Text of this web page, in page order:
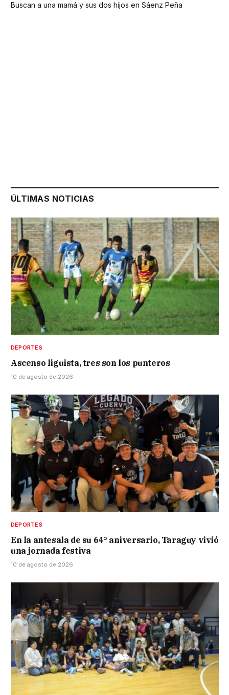
Buscan a una mamá y sus dos hijos en Sáenz Peña
ÚLTIMAS NOTICIAS
DEPORTES
Ascenso liguista, tres son los punteros
10 de agosto de 2026
DEPORTES
En la antesala de su 64° aniversario, Taraguy vivió
una jornada festiva
10 de agosto de 2026